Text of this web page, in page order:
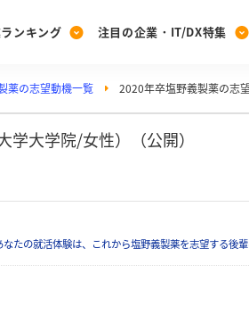
[27卒] 本選考体験記投稿キャ
ンキング
みんなのDX企業就職ブランド
注目の企業・IT/DX特集
薬の志望動機一覧 2020年卒塩野義製薬の志
大学院/女性）（公開）
たの就活体験は、これから塩野義製薬を志望する後